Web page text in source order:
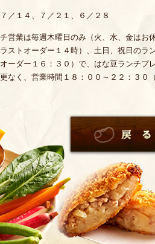
／１４、７／２１、６／２８
営業は毎週木曜日のみ（火、水、金はお
ストオーダー１４時）、土日、祝日のラ
ーダー１６：３０）で、はな豆ランチプ
なく、営業時間１８：００～２２：３０